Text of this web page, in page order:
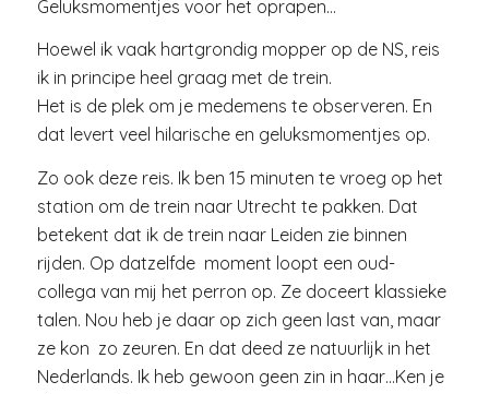
Geluksmomentjes voor het oprapen…
Hoewel ik vaak hartgrondig mopper op de NS, reis
ik in principe heel graag met de trein.
Het is de plek om je medemens te observeren. En
dat levert veel hilarische en geluksmomentjes op.
Zo ook deze reis. Ik ben 15 minuten te vroeg op het
station om de trein naar Utrecht te pakken. Dat
betekent dat ik de trein naar Leiden zie binnen
rijden. Op datzelfde moment loopt een oud-
collega van mij het perron op. Ze doceert klassieke
talen. Nou heb je daar op zich geen last van, maar
ze kon zo zeuren. En dat deed ze natuurlijk in het
Nederlands. Ik heb gewoon geen zin in haar…Ken je